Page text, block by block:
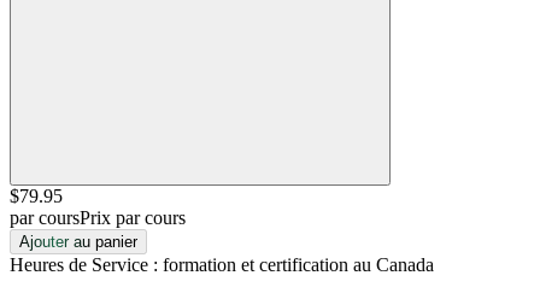
$79.95
par coursPrix par cours
Ajouter au panier
Heures de Service : formation et certification au Canada